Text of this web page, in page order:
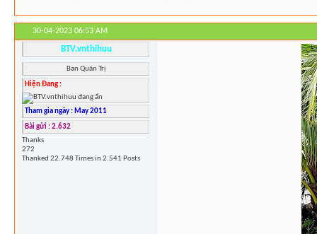
30-04-2023 06:53 AM
BTV.vnthihuu
Ban Quản Trị
Hiện Đang :
Tham gia ngày : May 2011
Bài gửi : 2.632
Thanks
272
Thanked 22.748 Times in 2.541 Posts